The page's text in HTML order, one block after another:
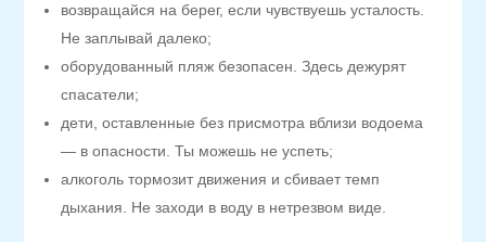
возвращайся на берег, если чувствуешь усталость.
Не заплывай далеко;
оборудованный пляж безопасен. Здесь дежурят
спасатели;
дети, оставленные без присмотра вблизи водоема
— в опасности. Ты можешь не успеть;
алкоголь тормозит движения и сбивает темп
дыхания. Не заходи в воду в нетрезвом виде.